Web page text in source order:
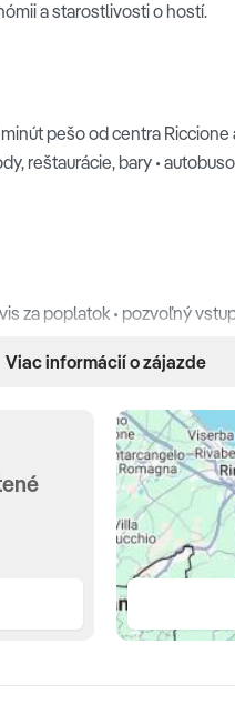
a starostlivosti o hostí.
pešo od centra
reštaurácie, bary •
za poplatok • pozvoľný
vaňou • sušič vlasov •
balkón
s francúzskym oknom (13-
Viac informácií o zájazde